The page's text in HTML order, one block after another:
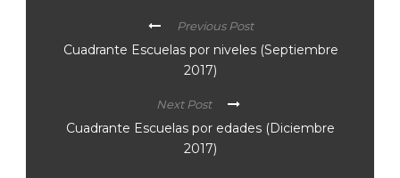
Previous Post
Cuadrante Escuelas por niveles (Septiembre
2017)
Next Post
Cuadrante Escuelas por edades (Diciembre
2017)